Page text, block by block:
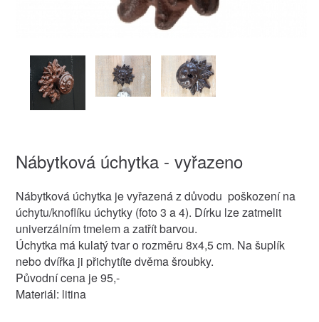
Nábytková úchytka - vyřazeno
Nábytková úchytka je vyřazená z důvodu poškození na
úchytu/knoflíku úchytky (foto 3 a 4). Dírku lze zatmelit
univerzálním tmelem a zatřít barvou.
Úchytka má kulatý tvar o rozměru 8x4,5 cm. Na šuplík
nebo dvířka ji přichytíte dvěma šroubky.
Původní cena je 95,-
Materiál: litina